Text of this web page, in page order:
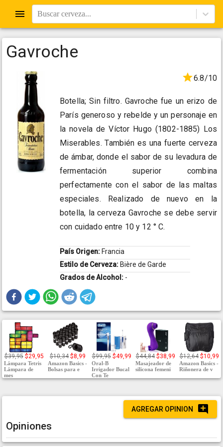
Buscar cerveza...
Gavroche
6.8/10
Botella; Sin filtro. Gavroche fue un erizo de
París generoso y rebelde y un personaje en
la novela de Víctor Hugo (1802-1885) Los
Miserables. También es una fuerte cerveza
de ámbar, donde el sabor de su levadura de
fermentación superior combina
perfectamente con el sabor de las maltas
especiales. Realizado de nuevo en la
botella, la cerveza Gavroche se debe servir
con cuidado entre 10 y 12 ° C.
País Origen: Francia
Estilo de Cerveza: Bière de Garde
Grados de Alcohol: -
$39,95 $29,95
Lámpara Tetris
Lámpara de
mes
$10,34 $8,99
Amazon Basics -
Bolsas para e
$99,95 $49,99
Oral-B
Irrigador Bucal
Con Te
$44,84 $38,99
Masajeador de
silicona femeni
$12,64 $10,99
Amazon Basics -
Riñonera de v
AGREGAR OPINION
Opiniones